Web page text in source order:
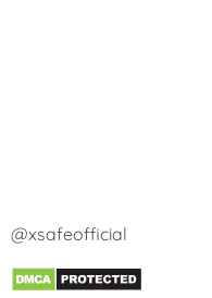
@xsafeofficial